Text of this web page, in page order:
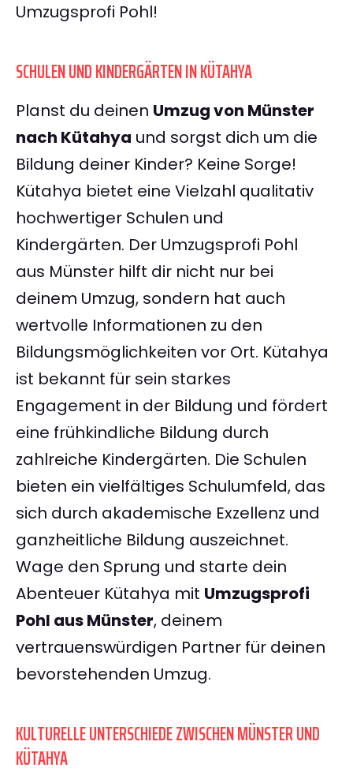
Umzugsprofi Pohl!
SCHULEN UND KINDERGÄRTEN IN KÜTAHYA
Planst du deinen Umzug von Münster
nach Kütahya und sorgst dich um die
Bildung deiner Kinder? Keine Sorge!
Kütahya bietet eine Vielzahl qualitativ
hochwertiger Schulen und
Kindergärten. Der Umzugsprofi Pohl
aus Münster hilft dir nicht nur bei
deinem Umzug, sondern hat auch
wertvolle Informationen zu den
Bildungsmöglichkeiten vor Ort. Kütahya
ist bekannt für sein starkes
Engagement in der Bildung und fördert
eine frühkindliche Bildung durch
zahlreiche Kindergärten. Die Schulen
bieten ein vielfältiges Schulumfeld, das
sich durch akademische Exzellenz und
ganzheitliche Bildung auszeichnet.
Wage den Sprung und starte dein
Abenteuer Kütahya mit Umzugsprofi
Pohl aus Münster, deinem
vertrauenswürdigen Partner für deinen
bevorstehenden Umzug.
KULTURELLE UNTERSCHIEDE ZWISCHEN MÜNSTER UND
KÜTAHYA